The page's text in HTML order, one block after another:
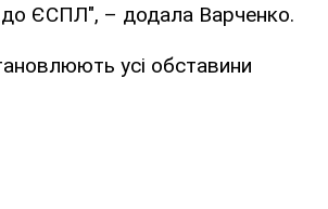
ЄСПЛ", – додала Варченко.
усі обставини